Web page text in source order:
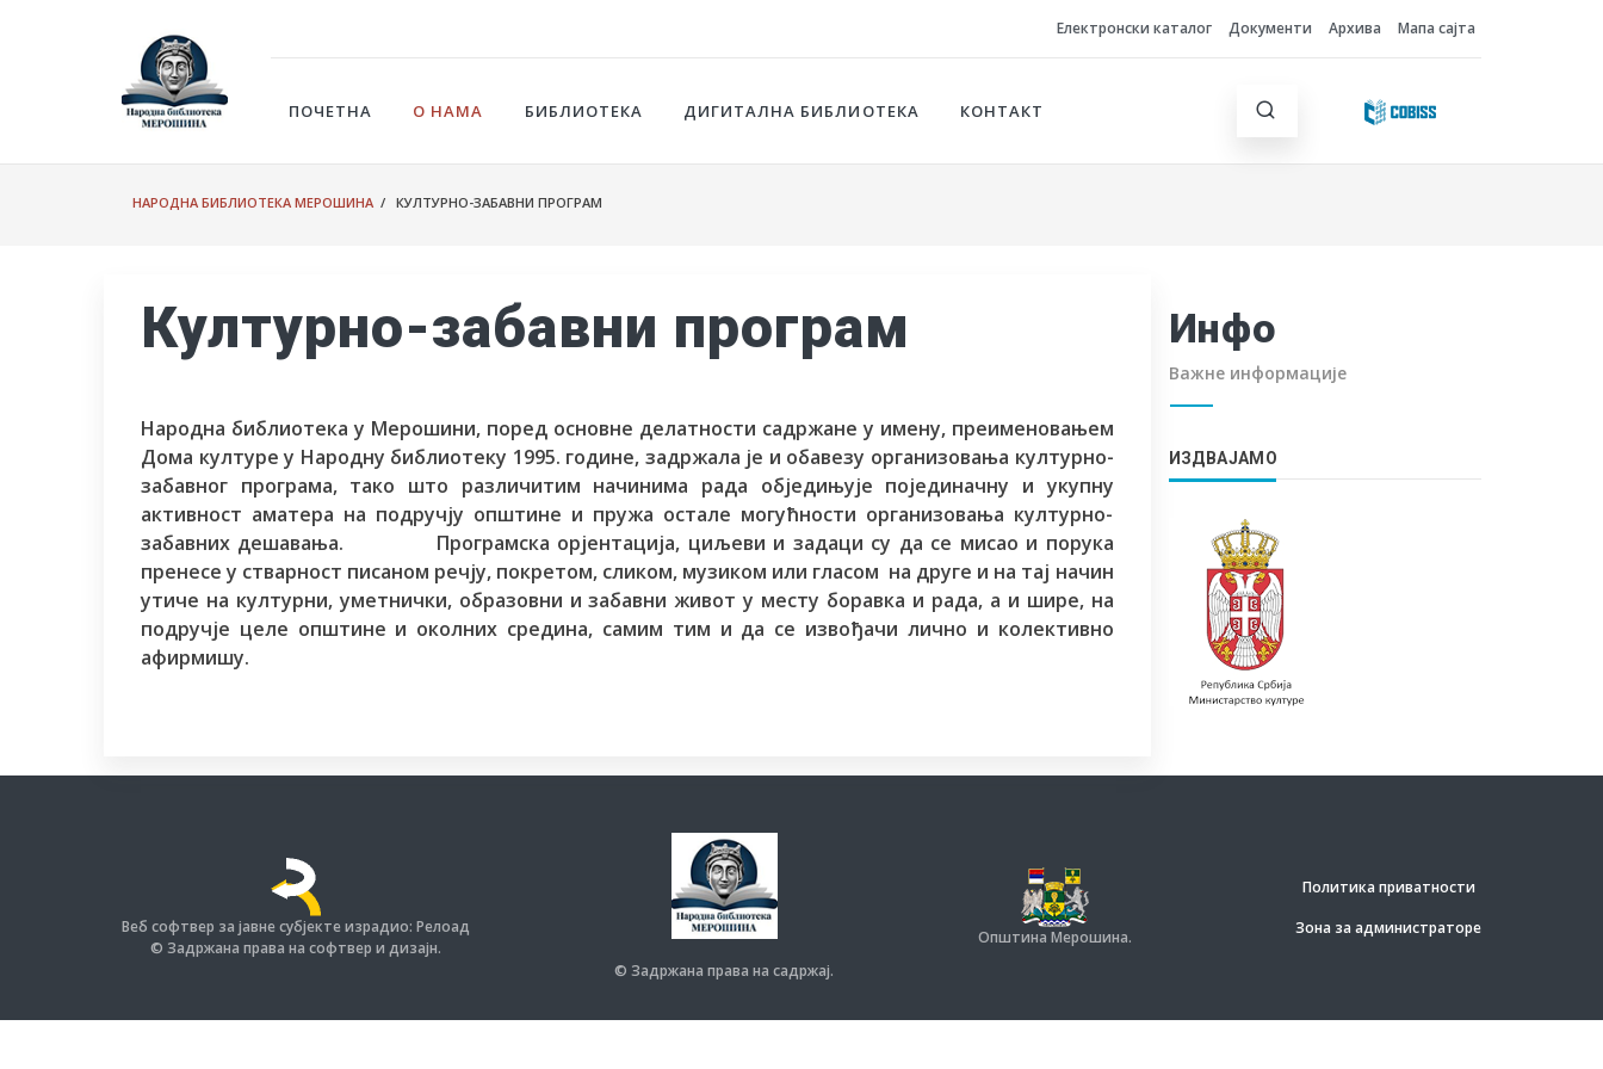
Електронски каталог Документи Архива Мапа сајта
ПОЧЕТНА О НАМА БИБЛИОТЕКА ДИГИТАЛНА БИБЛИОТЕКА КОНТАКТ
НАРОДНА БИБЛИОТЕКА МЕРОШИНА / КУЛТУРНО-ЗАБАВНИ ПРОГРАМ
Културно-забавни програм
Народна библиотека у Мерошини, поред основне делатности садржане у имену, преименовањем
Дома културе у Народну библиотеку 1995. године, задржала је и обавезу организовања културно-
забавног програма, тако што различитим начинима рада обједињује појединачну и укупну
активност аматера на подручју општине и пружа остале могућности организовања културно-
забавних дешавања. Програмска орјентација, циљеви и задаци су да се мисао и порука
пренесе у стварност писаном речју, покретом, сликом, музиком или гласом на друге и на тај начин
утиче на културни, уметнички, образовни и забавни живот у месту боравка и рада, а и шире, на
подручје целе општине и околних средина, самим тим и да се извођачи лично и колективно
афирмишу.
Инфо
Важне информације
ИЗДВАЈАМО
Политика приватности
Зона за администраторе
© Задржана права на садржај.
Општина Мерошина.
Веб софтвер за јавне субјекте израдио: Релоад
© Задржана права на софтвер и дизајн.